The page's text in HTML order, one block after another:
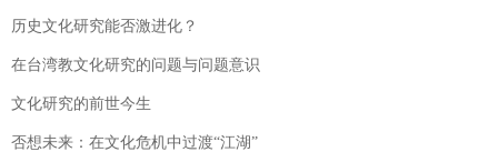
历史文化研究能否激进化？
在台湾教文化研究的问题与问题意识
文化研究的前世今生
否想未来：在文化危机中过渡“江湖”